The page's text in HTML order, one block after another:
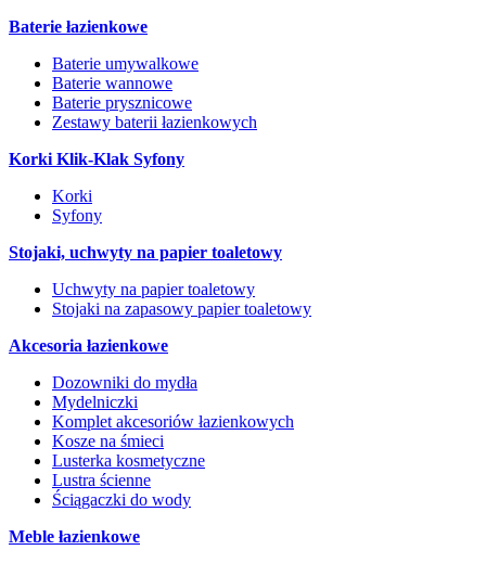
Baterie łazienkowe
Baterie umywalkowe
Baterie wannowe
Baterie prysznicowe
Zestawy baterii łazienkowych
Korki Klik-Klak Syfony
Korki
Syfony
Stojaki, uchwyty na papier toaletowy
Uchwyty na papier toaletowy
Stojaki na zapasowy papier toaletowy
Akcesoria łazienkowe
Dozowniki do mydła
Mydelniczki
Komplet akcesoriów łazienkowych
Kosze na śmieci
Lusterka kosmetyczne
Lustra ścienne
Ściągaczki do wody
Meble łazienkowe